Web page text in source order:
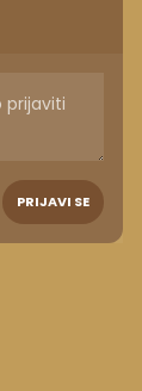
PRIJAVI SE